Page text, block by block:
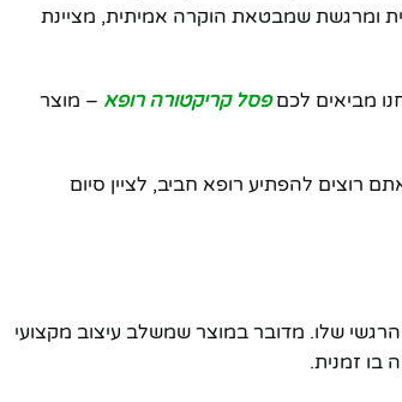
ומרגשת שמבטאת הוקרה אמיתית, מציינת
מביאים לכםפסל קריקטורה רופא – מוצר
רוצים להפתיע רופא חביב, לציין סיום
שלו. מדובר במוצר שמשלב עיצוב מקצועי
זמנית.